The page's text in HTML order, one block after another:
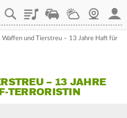
PlaylistStaupilotWetterWebcam
Waffen und Tierstreu – 13 Jahre Haft für
– 13 JAHRE
TERRORISTIN